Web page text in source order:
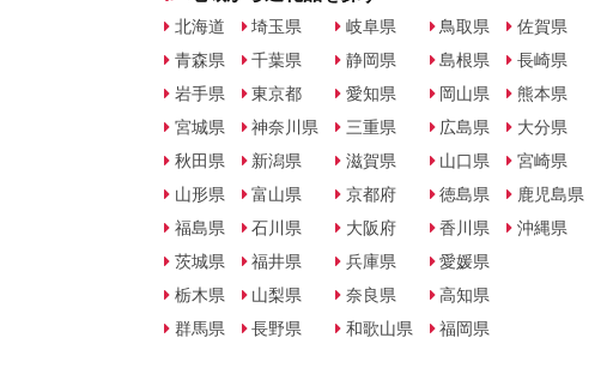
北海道
青森県
岩手県
宮城県
秋田県
山形県
福島県
茨城県
栃木県
群馬県
埼玉県
千葉県
東京都
神奈川県
新潟県
富山県
石川県
福井県
山梨県
長野県
岐阜県
静岡県
愛知県
三重県
滋賀県
京都府
大阪府
兵庫県
奈良県
和歌山県
鳥取県
島根県
岡山県
広島県
山口県
徳島県
香川県
愛媛県
高知県
福岡県
佐賀県
長崎県
熊本県
大分県
宮崎県
鹿児島県
沖縄県